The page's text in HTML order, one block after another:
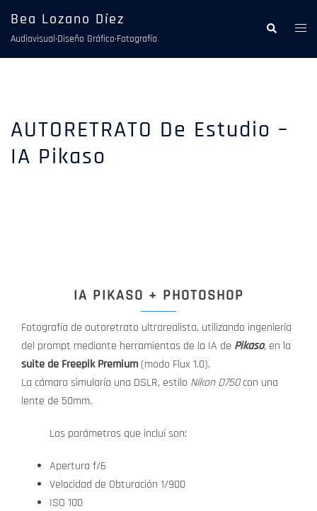
contenido
Bea Lozano Díez
Audiovisual·Diseño Gráfico·Fotografía
Buscar
AUTORETRATO De Estudio –
IA Pikaso
IA PIKASO + PHOTOSHOP
Fotografía de autoretrato ultrarealista, utilizando ingeniería
del prompt mediante herramientas de la IA de Pikaso, en la
suite de Freepik Premium (modo Flux 1.0).
La cámara simularía una DSLR, estilo Nikon D750con una
lente de 50mm.
Los parámetros que incluí son:
Apertura f/6
Velocidad de Obturación 1/900
ISO 100